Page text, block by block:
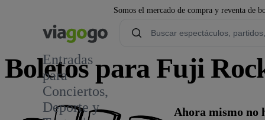
Somos el mercado de compra y reventa de
Entradas
para
Conciertos,
Deporte y
Boletos para Fuji
Ahora mismo no